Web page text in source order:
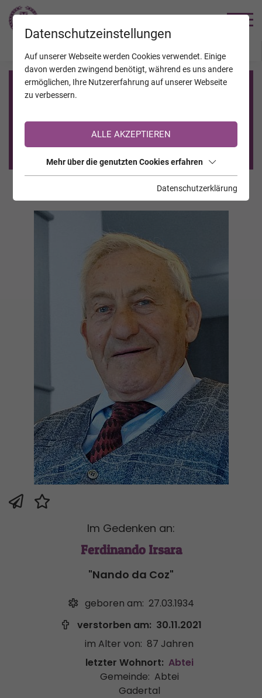
Registrierung auf TrauerHilfe.it
Sie sind noch nicht auf TrauerHilfe.it registriert?
>> zur kostenlosen Registrierung <<
Im Gedenken an:
Ferdinando Irsara
"Nando da Coz"
geboren am: 27.03.1934
verstorben am: 30.11.2021
im Alter von: 87 Jahren
letzter Wohnort: Abtei
Gemeinde: Abtei
Gadertal
Datenschutzeinstellungen
Auf unserer Webseite werden Cookies verwendet. Einige
davon werden zwingend benötigt, während es uns andere
ermöglichen, Ihre Nutzererfahrung auf unserer Webseite
zu verbessern.
ALLE AKZEPTIEREN
Mehr über die genutzten Cookies erfahren
Datenschutzerklärung
JAHRESTAGE KALENDER VERSTORBENE